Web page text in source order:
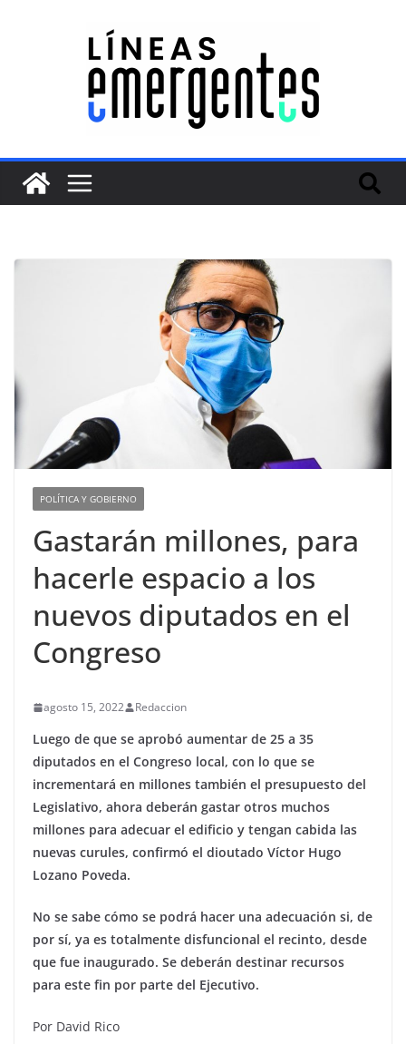
POLÍTICA Y GOBIERNO
Gastarán millones, para
hacerle espacio a los
nuevos diputados en el
Congreso
agosto 15, 2022 Redaccion
Luego de que se aprobó aumentar de 25 a 35
diputados en el Congreso local, con lo que se
incrementará en millones también el presupuesto del
Legislativo, ahora deberán gastar otros muchos
millones para adecuar el edificio y tengan cabida las
nuevas curules, confirmó el dioutado Víctor Hugo
Lozano Poveda.
No se sabe cómo se podrá hacer una adecuación si, de
por sí, ya es totalmente disfuncional el recinto, desde
que fue inaugurado. Se deberán destinar recursos
para este fin por parte del Ejecutivo.
Por David Rico